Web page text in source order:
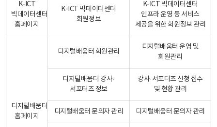
K-ICT
빅데이터센터
홈페이지
K-ICT 빅데이터센터
회원정보
K-ICT 빅데이터센터
인프라 운영 등 서비스
제공을 위한 회원정보 관리
디지털배움터
홈페이지
디지털배움터 회원관리
디지털배움터 운영 및
회원관리
디지털배움터 강사·
서포터즈 정보
강사·서포터즈 신청 접수
및 현황 관리
디지털배움터 문의자 관리 디지털배움터 문의자 관리